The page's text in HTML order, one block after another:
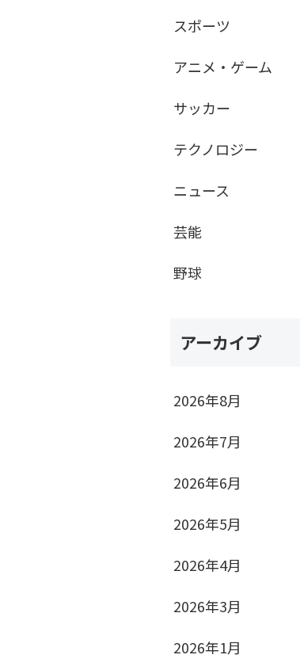
スポーツ
アニメ・ゲーム
サッカー
テクノロジー
ニュース
芸能
野球
アーカイブ
2026年8月
2026年7月
2026年6月
2026年5月
2026年4月
2026年3月
2026年1月